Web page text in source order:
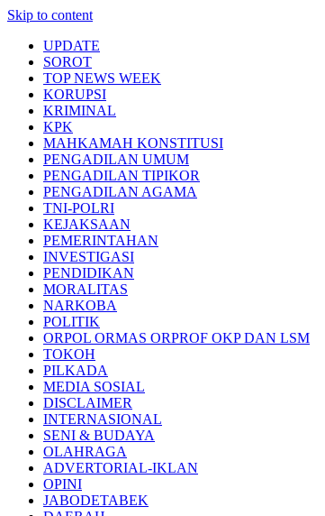
Skip to content
UPDATE
SOROT
TOP NEWS WEEK
KORUPSI
KRIMINAL
KPK
MAHKAMAH KONSTITUSI
PENGADILAN UMUM
PENGADILAN TIPIKOR
PENGADILAN AGAMA
TNI-POLRI
KEJAKSAAN
PEMERINTAHAN
INVESTIGASI
PENDIDIKAN
MORALITAS
NARKOBA
POLITIK
ORPOL ORMAS ORPROF OKP DAN LSM
TOKOH
PILKADA
MEDIA SOSIAL
DISCLAIMER
INTERNASIONAL
SENI & BUDAYA
OLAHRAGA
ADVERTORIAL-IKLAN
OPINI
JABODETABEK